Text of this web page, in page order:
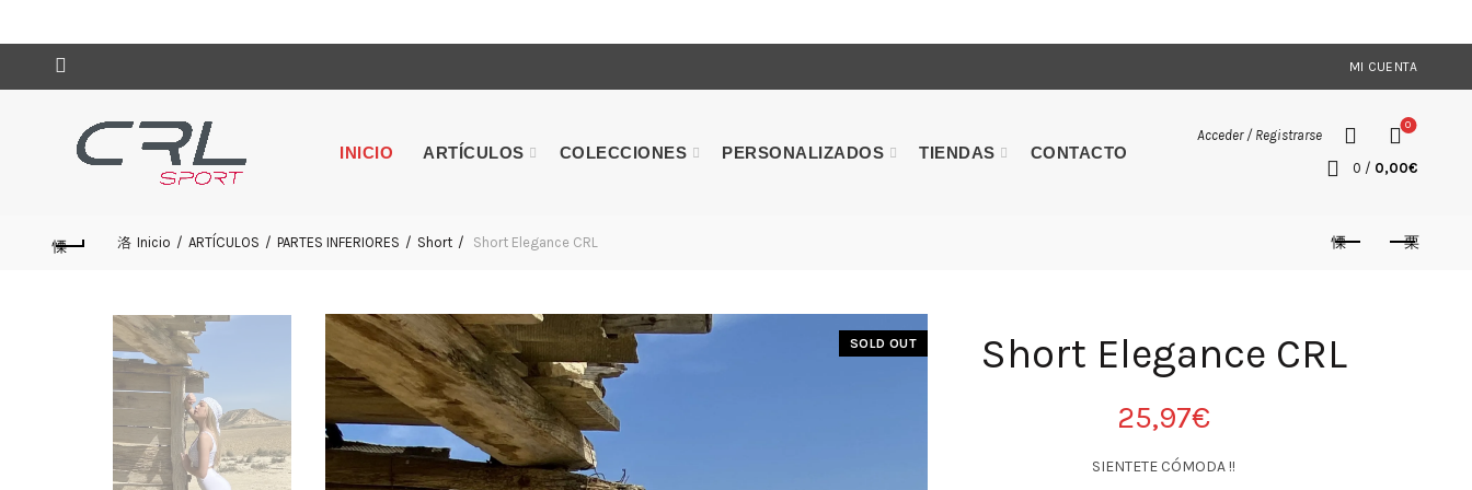
MI CUENTA
INICIO ARTÍCULOS COLECCIONES PERSONALIZADOS TIENDAS CONTACTO
Acceder / Registrarse
0
0 / 0,00€
Inicio ARTÍCULOS PARTES INFERIORES Short Short Elegance CRL
SOLD OUT Short Elegance CRL
25,97€
SIENTETE CÓMODA !!